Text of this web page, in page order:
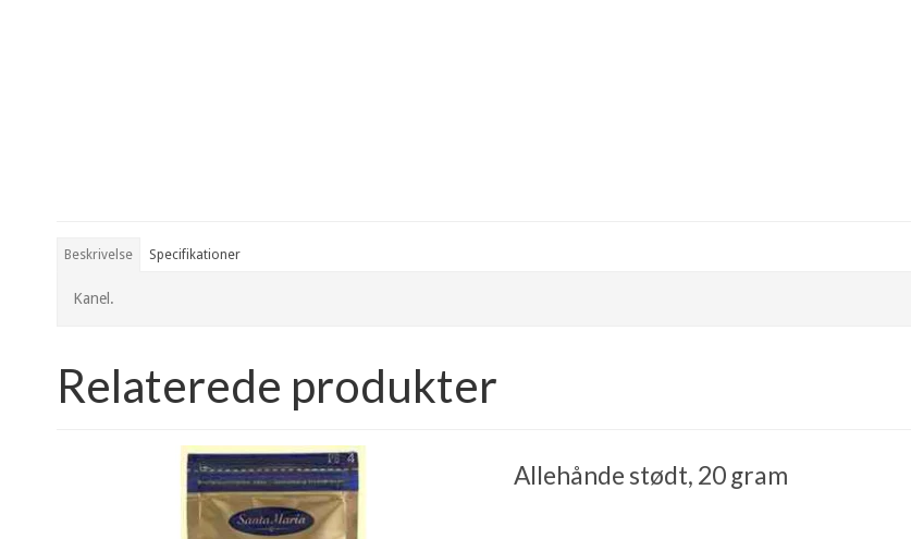
Beskrivelse Specifikationer
Kanel.
Relaterede produkter
Allehånde stødt, 20 gram